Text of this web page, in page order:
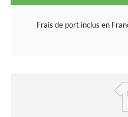
Frais de port inclus en